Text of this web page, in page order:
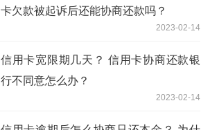
卡欠款被起诉后还能协商还款吗？
2023-02-14
信用卡宽限期几天？ 信用卡协商还款银
行不同意怎么办？
2023-02-14